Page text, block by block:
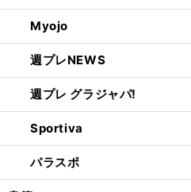
Myojo
週プレNEWS
週プレ グラジャパ!
Sportiva
パラスポ